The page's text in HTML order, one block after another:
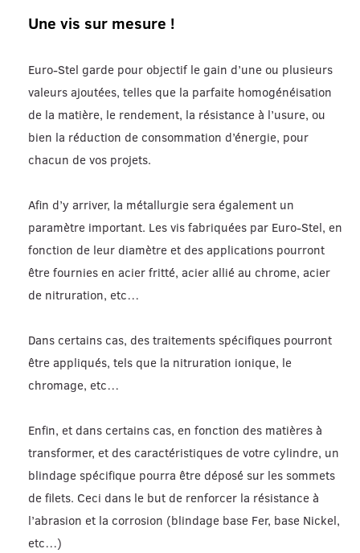
Une vis sur mesure !
Euro-Stel garde pour objectif le gain d’une ou plusieurs
valeurs ajoutées, telles que la parfaite homogénéisation
de la matière, le rendement, la résistance à l’usure, ou
bien la réduction de consommation d’énergie, pour
chacun de vos projets.
Afin d’y arriver, la métallurgie sera également un
paramètre important. Les vis fabriquées par Euro-Stel, en
fonction de leur diamètre et des applications pourront
être fournies en acier fritté, acier allié au chrome, acier
de nitruration, etc…
Dans certains cas, des traitements spécifiques pourront
être appliqués, tels que la nitruration ionique, le
chromage, etc…
Enfin, et dans certains cas, en fonction des matières à
transformer, et des caractéristiques de votre cylindre, un
blindage spécifique pourra être déposé sur les sommets
de filets. Ceci dans le but de renforcer la résistance à
l’abrasion et la corrosion (blindage base Fer, base Nickel,
etc…)